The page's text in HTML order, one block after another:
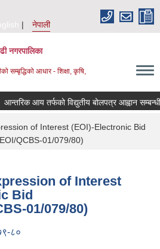
नेपाली
नगरपालिका
सम्बृद्धिको आधार - शिक्षा, कृषि,
आय तर्फको विद्युतीय बोलपत्र आह्वान सम्बन्धी
of Interest (EOI)-Electronic Bid
QCBS-01/079/80)
of Interest
Bid
01/079/80)
८०